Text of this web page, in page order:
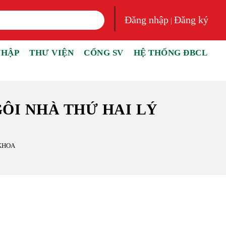
Đăng nhập |Đăng ký
THƯ VIỆN CỔNG SV HỆ THỐNG ĐBCL
NHÀ THỨ HAI LÝ